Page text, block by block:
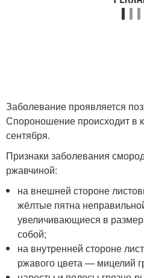
Заболевание проявляется
Спороношение происходит в
сентября.
Признаки заболевания
ржавчиной:
на внешней стороне
жёлтые пятна
увеличивающиеся в
собой;
на внутренней стороне
ржавого цвета — мицелий